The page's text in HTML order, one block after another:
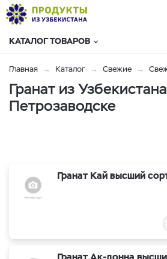
КАТАЛОГ ТОВАРОВ
Главная Каталог Свежие
Гранат из
Петрозаводске
Гранат Кай высший